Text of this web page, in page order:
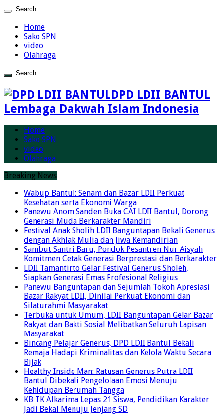
Home
Sako SPN
video
Olahraga
DPD LDII BANTUL
Lembaga Dakwah Islam Indonesia
Home
Sako SPN
video
Olahraga
Breaking News
Wabup Bantul: Senam dan Bazar LDII Perkuat
Kesehatan serta Ekonomi Warga
Panewu Anom Sanden Buka CAI LDII Bantul, Dorong
Generasi Muda Berkarakter Mandiri
Festival Anak Sholih LDII Banguntapan Bekali Generus
dengan Akhlak Mulia dan Jiwa Kemandirian
Sambut Santri Baru, Pondok Pesantren Nur Aisyah
Komitmen Cetak Generasi Berprestasi dan Berkarakter
LDII Tamantirto Gelar Festival Generus Sholeh,
Siapkan Generasi Emas Profesional Religius
Panewu Banguntapan dan Sejumlah Tokoh Apresiasi
Bazar Rakyat LDII, Dinilai Perkuat Ekonomi dan
Silaturahmi Masyarakat
Terbuka untuk Umum, LDII Banguntapan Gelar Bazar
Rakyat dan Bakti Sosial Melibatkan Seluruh Lapisan
Masyarakat
Bincang Pelajar Generus, DPD LDII Bantul Bekali
Remaja Hadapi Kriminalitas dan Kelola Waktu Secara
Bijak
Healthy Inside Man: Ratusan Generus Putra LDII
Bantul Dibekali Pengelolaan Emosi Menuju
Kehidupan Berumah Tangga
KB TK Alkarima Lepas 21 Siswa, Pendidikan Karakter
Jadi Bekal Menuju Jenjang SD